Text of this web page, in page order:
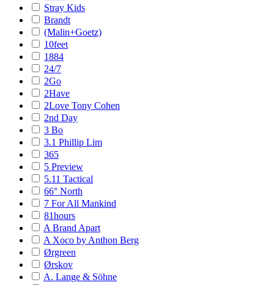
Stray Kids
Brandt
(Malin+Goetz)
10feet
1884
24/7
2Go
2Have
2Love Tony Cohen
2nd Day
3 Bo
3.1 Phillip Lim
365
5 Preview
5.11 Tactical
66° North
7 For All Mankind
81hours
A Brand Apart
A Xoco by Anthon Berg
Ørgreen
Ørskov
A. Lange & Söhne